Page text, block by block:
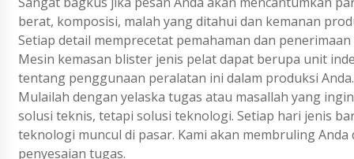
berat, komposisi, malah yang ditahui dan kemanan
Setiap detail memprecetat pemahaman dan
Mesin kemasan blister jenis pelat dapat berupa unit
tentang penggunaan peralatan ini dalam produksi Anda.
Mulailah dengan yelaska tugas atau masallah yang
solusi teknis, tetapi solusi teknologi. Setiap hari jenis
teknologi muncul di pasar. Kami akan membruling
penyesaian tugas.